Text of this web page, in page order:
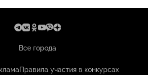
Все города
Правила участия в конкурсах